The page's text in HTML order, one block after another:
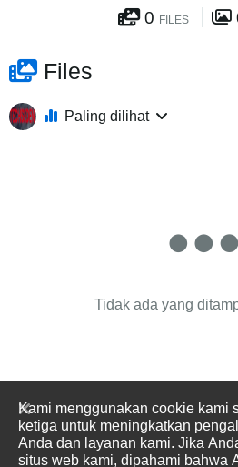
0 FILES
Files
Paling dilihat
Tidak ada yang
Kami menggunakan cookie kami
ketiga untuk meningkatkan
Anda dan layanan kami. Jika
situs web kami, dipahami bahwa